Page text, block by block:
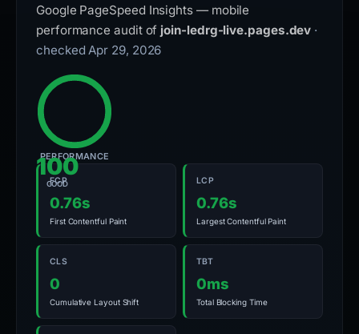
Google PageSpeed Insights — mobile
performance audit of join-ledrg-live.pages.dev ·
checked Apr 29, 2026
100
GOOD
PERFORMANCE
FCP
0.76s
First Contentful Paint
LCP
0.76s
Largest Contentful Paint
CLS
0
Cumulative Layout Shift
TBT
0ms
Total Blocking Time